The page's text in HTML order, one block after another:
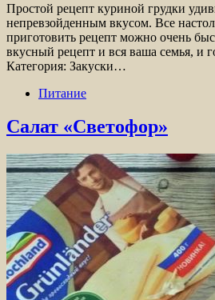
Простой рецепт куриной грудки
непревзойденным вкусом. Все
приготовить рецепт можно очень
вкусный рецепт и вся ваша семья, и
Категория: Закуски…
Питание
Салат «Светофор»